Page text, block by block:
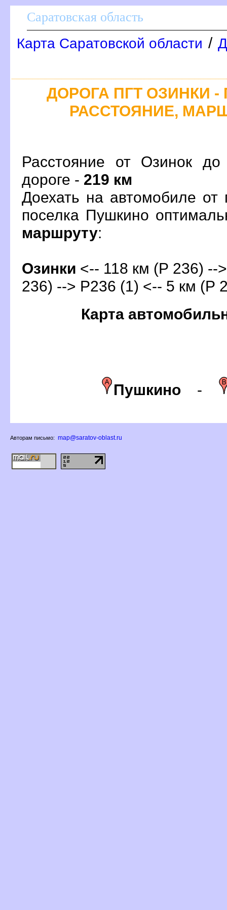
Саратовская область
Карта Саратовской области /
ДОРОГА ПГТ ОЗИНКИ
РАССТОЯНИЕ,
Расстояние от Озинок
дороге - 219 км
Доехать на автомобиле от
поселка Пушкино
маршруту:
Озинки <-- 118 км (Р 236)
236) --> Р236 (1) <-- 5 км (Р
Карта
Пушкино-
Авторам письмо: map@saratov-oblast.ru